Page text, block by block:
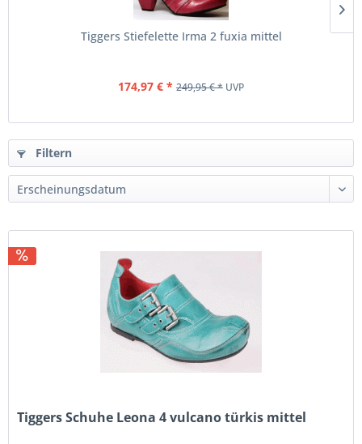
Tiggers Stiefelette Irma 2 fuxia mittel
174,97 € * 249,95 € * UVP
Filtern
Tiggers Schuhe Leona 4 vulcano türkis mittel